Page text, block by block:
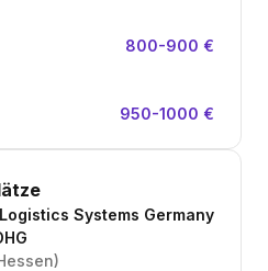
800-900 €
950-1000 €
Systems Germany